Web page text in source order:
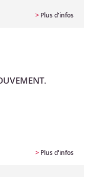
> Plus d'infos
> Plus d'infos